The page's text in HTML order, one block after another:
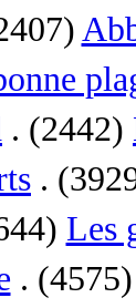
. (2442)
.
Les
. (4575)